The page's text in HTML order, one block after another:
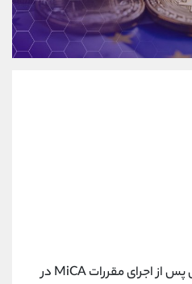
های یورویی پس از اجرای مقررات MiCA در
09194198792
شروع گفتگو
@Armteam_admin_33
021-22021030